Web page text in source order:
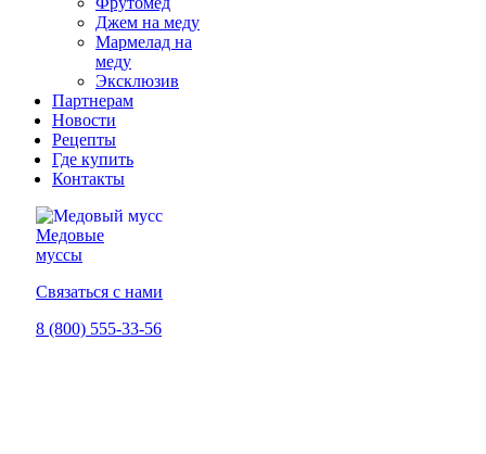
Джем на меду
Мармелад на
меду
Эксклюзив
Партнерам
Новости
Рецепты
Где купить
Контакты
Медовые
муссы
Связаться с нами
8 (800) 555-33-56